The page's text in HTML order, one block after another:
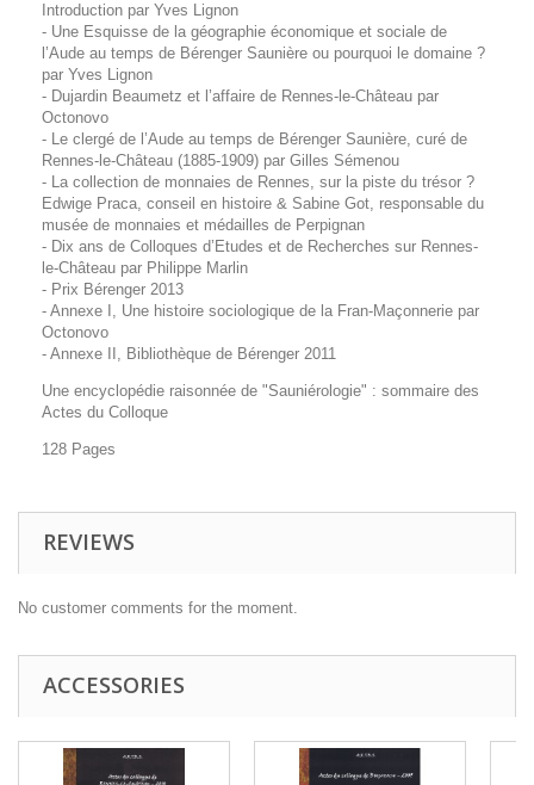
Introduction par Yves Lignon
- Une Esquisse de la géographie économique et sociale de
l’Aude au temps de Bérenger Saunière ou pourquoi le domaine ?
par Yves Lignon
- Dujardin Beaumetz et l’affaire de Rennes-le-Château par
Octonovo
- Le clergé de l’Aude au temps de Bérenger Saunière, curé de
Rennes-le-Château (1885-1909) par Gilles Sémenou
- La collection de monnaies de Rennes, sur la piste du trésor ?
Edwige Praca, conseil en histoire & Sabine Got, responsable du
musée de monnaies et médailles de Perpignan
- Dix ans de Colloques d’Etudes et de Recherches sur Rennes-
le-Château par Philippe Marlin
- Prix Bérenger 2013
- Annexe I, Une histoire sociologique de la Fran-Maçonnerie par
Octonovo
- Annexe II, Bibliothèque de Bérenger 2011
Une encyclopédie raisonnée de "Sauniérologie" : sommaire des
Actes du Colloque
128 Pages
REVIEWS
No customer comments for the moment.
ACCESSORIES